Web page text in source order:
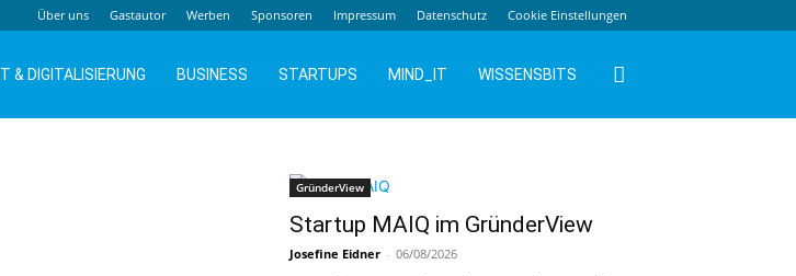
Über uns Gastautor Werben Sponsoren Impressum Datenschutz Cookie Einstellungen
IT & DIGITALISIERUNG BUSINESS STARTUPS MIND_IT WISSENSBITS
GründerView
Startup MAIQ im GründerView
Josefine Eidner - 06/08/2026